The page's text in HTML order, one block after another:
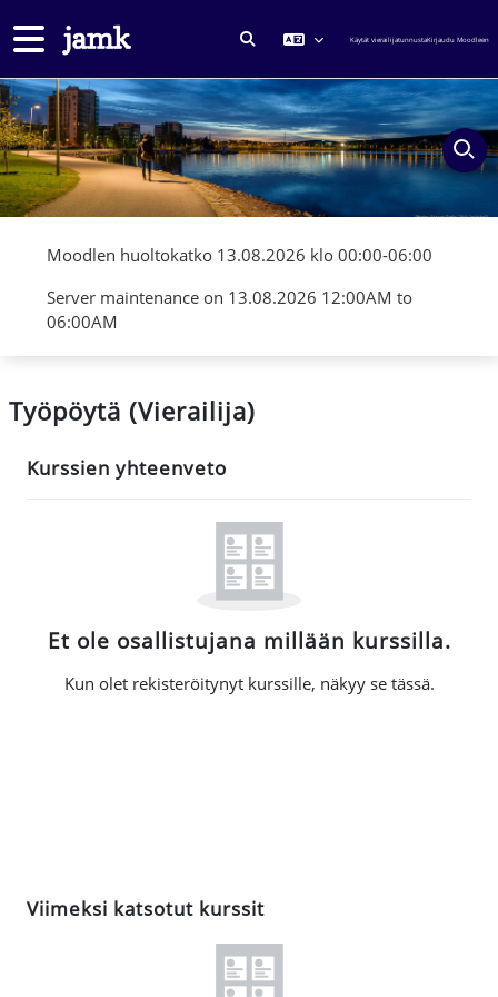
Sivupaneeli
VAIHDA HAKUSYÖTTÖÄ
Käytät vierailijatunnustaKirjaudu Moodleen
Moodlen huoltokatko 13.08.2026 klo 00:00-06:00
Server maintenance on 13.08.2026 12:00AM to
06:00AM
Työpöytä (Vierailija)
Pääsisältölohkot
Kurssien yhteenveto
Et ole osallistujana millään kurssilla.
Kun olet rekisteröitynyt kurssille, näkyy se tässä.
Viimeksi katsotut kurssit